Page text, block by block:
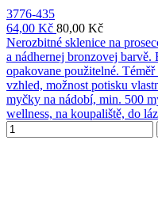
3776-435
64,00 Kč 80,00 Kč
Nerozbitné sklenice na
a nádhernej bronzovej barvě.
opakovane použitelné.
vzhled, možnost potisku
myčky na nádobí, min. 500
wellness, na koupaliště, do